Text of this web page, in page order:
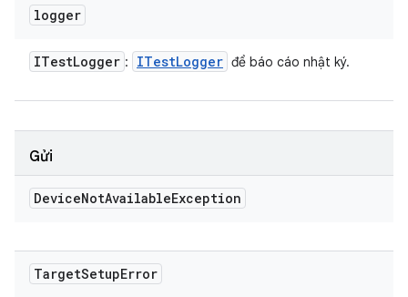
logger
ITestLogger : ITestLogger để báo cáo nhật ký.
Gửi
DeviceNotAvailableException
TargetSetupError